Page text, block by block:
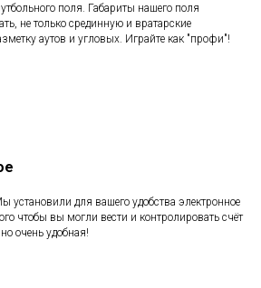
поля. Габариты нашего поля
не только срединную и вратарские
аутов и угловых. Играйте как "профи"!
установили для вашего удобства электронное
чтобы вы могли вести и контролировать счёт
очень удобная!